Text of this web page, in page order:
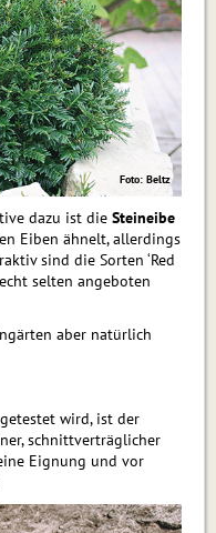
Foto: Beltz
dazu ist die Steineibe
Eiben ähnelt, allerdings
sind die Sorten ‘Red
selten angeboten
aber natürlich
wird, ist der
schnittverträglicher
Eignung und vor